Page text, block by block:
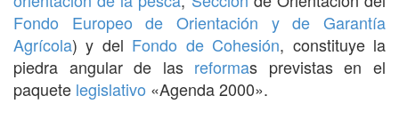
Fondo Europeo de Orientación y de Garantía
Agrícola) y del Fondo de Cohesión, constituye la
piedra angular de las reformas previstas en el
paquete legislativo «Agenda 2000».